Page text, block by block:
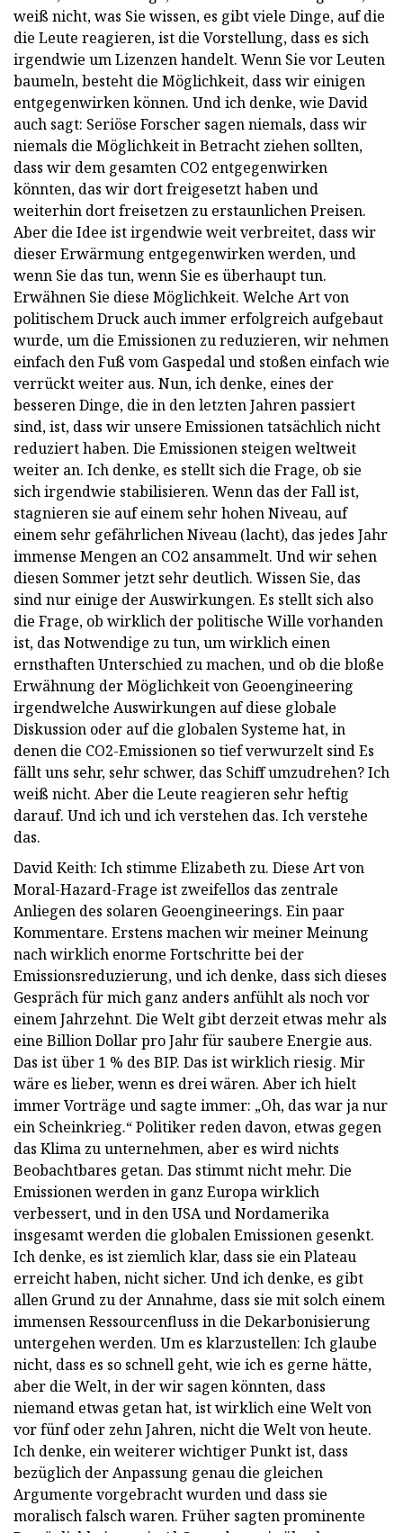
weiß nicht, was Sie wissen, es gibt viele Dinge, auf die
die Leute reagieren, ist die Vorstellung, dass es sich
irgendwie um Lizenzen handelt. Wenn Sie vor Leuten
baumeln, besteht die Möglichkeit, dass wir einigen
entgegenwirken können. Und ich denke, wie David
auch sagt: Seriöse Forscher sagen niemals, dass wir
niemals die Möglichkeit in Betracht ziehen sollten,
dass wir dem gesamten CO2 entgegenwirken
könnten, das wir dort freigesetzt haben und
weiterhin dort freisetzen zu erstaunlichen Preisen.
Aber die Idee ist irgendwie weit verbreitet, dass wir
dieser Erwärmung entgegenwirken werden, und
wenn Sie das tun, wenn Sie es überhaupt tun.
Erwähnen Sie diese Möglichkeit. Welche Art von
politischem Druck auch immer erfolgreich aufgebaut
wurde, um die Emissionen zu reduzieren, wir nehmen
einfach den Fuß vom Gaspedal und stoßen einfach wie
verrückt weiter aus. Nun, ich denke, eines der
besseren Dinge, die in den letzten Jahren passiert
sind, ist, dass wir unsere Emissionen tatsächlich nicht
reduziert haben. Die Emissionen steigen weltweit
weiter an. Ich denke, es stellt sich die Frage, ob sie
sich irgendwie stabilisieren. Wenn das der Fall ist,
stagnieren sie auf einem sehr hohen Niveau, auf
einem sehr gefährlichen Niveau (lacht), das jedes Jahr
immense Mengen an CO2 ansammelt. Und wir sehen
diesen Sommer jetzt sehr deutlich. Wissen Sie, das
sind nur einige der Auswirkungen. Es stellt sich also
die Frage, ob wirklich der politische Wille vorhanden
ist, das Notwendige zu tun, um wirklich einen
ernsthaften Unterschied zu machen, und ob die bloße
Erwähnung der Möglichkeit von Geoengineering
irgendwelche Auswirkungen auf diese globale
Diskussion oder auf die globalen Systeme hat, in
denen die CO2-Emissionen so tief verwurzelt sind Es
fällt uns sehr, sehr schwer, das Schiff umzudrehen? Ich
weiß nicht. Aber die Leute reagieren sehr heftig
darauf. Und ich und ich verstehen das. Ich verstehe
das.
David Keith: Ich stimme Elizabeth zu. Diese Art von
Moral-Hazard-Frage ist zweifellos das zentrale
Anliegen des solaren Geoengineerings. Ein paar
Kommentare. Erstens machen wir meiner Meinung
nach wirklich enorme Fortschritte bei der
Emissionsreduzierung, und ich denke, dass sich dieses
Gespräch für mich ganz anders anfühlt als noch vor
einem Jahrzehnt. Die Welt gibt derzeit etwas mehr als
eine Billion Dollar pro Jahr für saubere Energie aus.
Das ist über 1 % des BIP. Das ist wirklich riesig. Mir
wäre es lieber, wenn es drei wären. Aber ich hielt
immer Vorträge und sagte immer: „Oh, das war ja nur
ein Scheinkrieg.“ Politiker reden davon, etwas gegen
das Klima zu unternehmen, aber es wird nichts
Beobachtbares getan. Das stimmt nicht mehr. Die
Emissionen werden in ganz Europa wirklich
verbessert, und in den USA und Nordamerika
insgesamt werden die globalen Emissionen gesenkt.
Ich denke, es ist ziemlich klar, dass sie ein Plateau
erreicht haben, nicht sicher. Und ich denke, es gibt
allen Grund zu der Annahme, dass sie mit solch einem
immensen Ressourcenfluss in die Dekarbonisierung
untergehen werden. Um es klarzustellen: Ich glaube
nicht, dass es so schnell geht, wie ich es gerne hätte,
aber die Welt, in der wir sagen könnten, dass
niemand etwas getan hat, ist wirklich eine Welt von
vor fünf oder zehn Jahren, nicht die Welt von heute.
Ich denke, ein weiterer wichtiger Punkt ist, dass
bezüglich der Anpassung genau die gleichen
Argumente vorgebracht wurden und dass sie
moralisch falsch waren. Früher sagten prominente